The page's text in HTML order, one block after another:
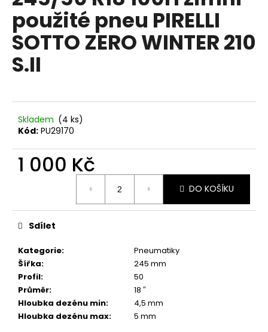
5
hvězdiček.
použité pneu PIRELLI
SOTTO ZERO WINTER 210
S.II
Skladem (4 ks)
Kód: PU29170
1 000 Kč
DO KOŠÍKU
Kategorie:
Pneumatiky
Šířka:
245 mm
Profil:
50
Průměr:
18 ″
Hloubka dezénu min:
4,5 mm
Hloubka dezénu max: 5 mm
Sdílet
a
j
í
t
?
o
u
č
u
e
m